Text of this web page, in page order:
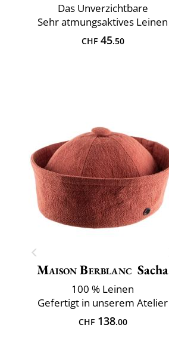
Das Unverzichtbare
Sehr atmungsaktives Leinen
CHF45.50
Maison Berblanc Sacha
100 % Leinen
Gefertigt in unserem Atelier
CHF138.00